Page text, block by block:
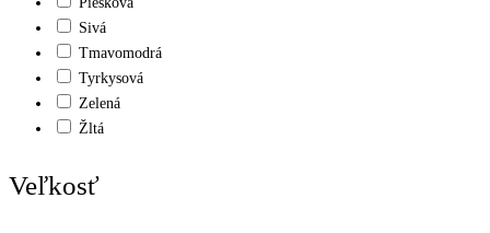
Sivá
Tmavomodrá
Tyrkysová
Zelená
Žltá
Veľkosť